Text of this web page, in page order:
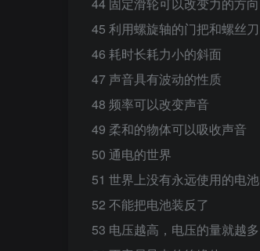
45 利用螺旋轴的门把和螺丝刀
46 耗时长耗力小的斜面
47 声音具有波动的性质
48 频率可以改变声音
49 柔和的物体可以吸收声音
50 通电的世界
51 世界上没有永远使用的电池
52 不能把电池装反了
53 电压越高，电压的量就越多